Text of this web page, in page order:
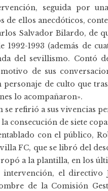
seguida por
de ellos anecdóticos,
Salvador Bilardo, de
1992-1993 (además de
del sevillismo. Contó
de sus
personaje de culto que
lo acompañaron».
refirió a sus vivencias
consecución de siete
con el público,
FC, que se libró del
a la plantilla, en los
el directivo
de la Comisión